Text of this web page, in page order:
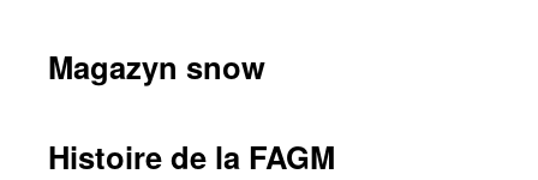
Magazyn snow
Histoire de la FAGM